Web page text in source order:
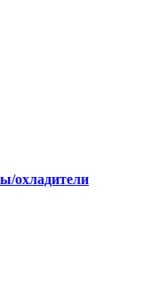
охладители